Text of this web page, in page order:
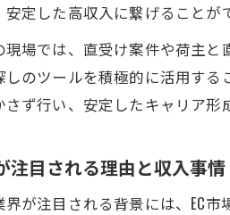
定した高収入に繋げることが
場では、直受け案件や荷主
のツールを積極的に活用す
ず行い、安定したキャリア形
注目される理由と収入事情
が注目される背景には、EC